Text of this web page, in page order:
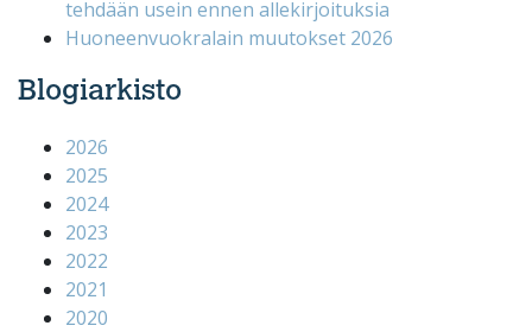
tehdään usein ennen allekirjoituksia
Huoneenvuokralain muutokset 2026
Blogiarkisto
2026
2025
2024
2023
2022
2021
2020